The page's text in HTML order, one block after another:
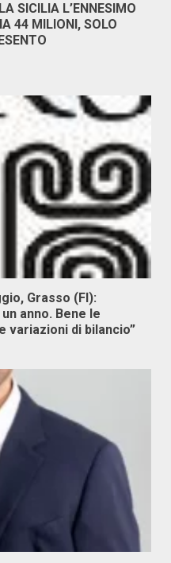
SICILIA L’ENNESIMO
44 MILIONI, SOLO
Grasso (FI):
anno. Bene le
variazioni di bilancio”